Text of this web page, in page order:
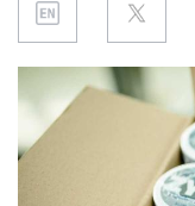
PRODUCTO
REGULACIÓN
CHINA